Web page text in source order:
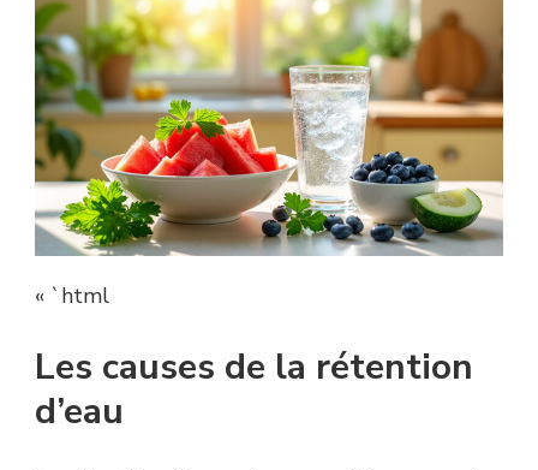
« `html
Les causes de la rétention
d’eau